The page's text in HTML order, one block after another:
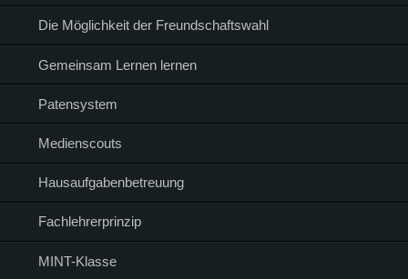
Die Möglichkeit der Freundschaftswahl
Gemeinsam Lernen lernen
Patensystem
Medienscouts
Hausaufgabenbetreuung
Fachlehrerprinzip
MINT-Klasse